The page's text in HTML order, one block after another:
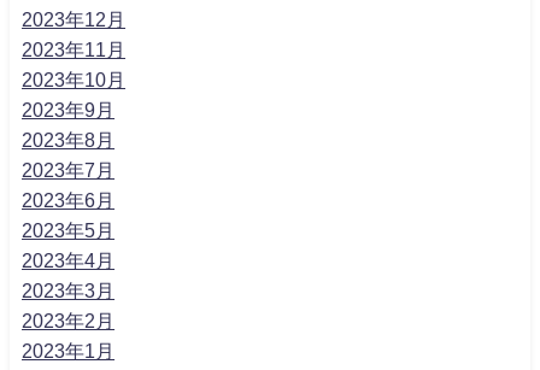
2023年12月
2023年11月
2023年10月
2023年9月
2023年8月
2023年7月
2023年6月
2023年5月
2023年4月
2023年3月
2023年2月
2023年1月